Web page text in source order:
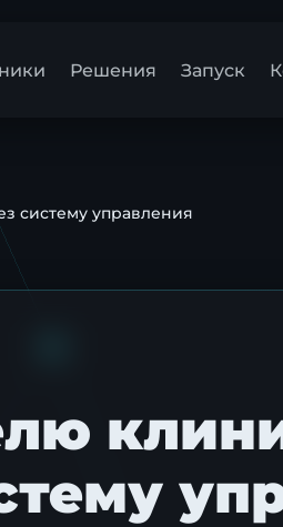
Решения Запуск
систему управления